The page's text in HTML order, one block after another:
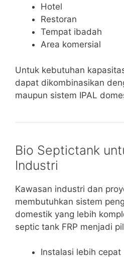
Hotel
Restoran
Tempat ibadah
Area komersial
Untuk kebutuhan
dapat dikombinasikan
maupun sistem IPAL
Bio Septictank
Industri
Kawasan industri dan
membutuhkan sistem
domestik yang lebih
septic tank FRP menjadi
Instalasi lebih cepat